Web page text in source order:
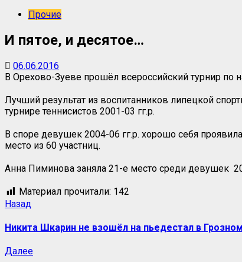
Прочие
И пятое, и десятое…
06.06.2016
В Орехово-Зуеве прошёл всероссийский турнир по
Лучший результат из воспитанников липецкой
турнире теннисистов 2001-03 гг.р.
В споре девушек 2004-06 гг.р. хорошо себя
место из 60 участниц.
Анна Пиминова заняла 21-е место среди девушек
Материал прочитали: 142
Навигация
записи
Назад
Никита Шкарин не взошёл на пьедестал в
ДалееСледующая